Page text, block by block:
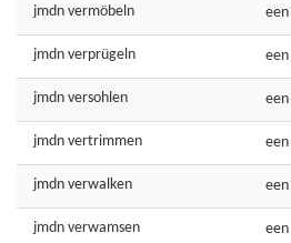
jmdn vermöbeln een
jmdn verprügeln een
jmdn versohlen een
jmdn vertrimmen een
jmdn verwalken een
jmdn verwamsen een